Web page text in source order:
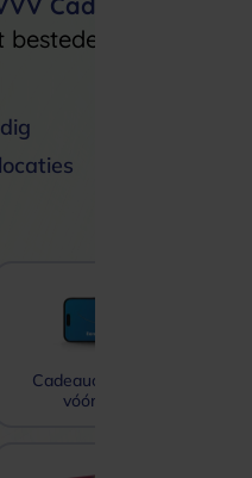
Cadeaucode gekocht
vóór 23-4-25